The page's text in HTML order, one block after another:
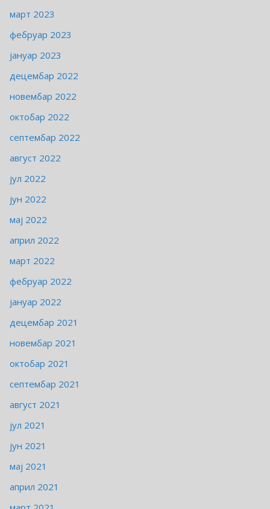
март 2023
фебруар 2023
јануар 2023
децембар 2022
новембар 2022
октобар 2022
септембар 2022
август 2022
јул 2022
јун 2022
мај 2022
април 2022
март 2022
фебруар 2022
јануар 2022
децембар 2021
новембар 2021
октобар 2021
септембар 2021
август 2021
јул 2021
јун 2021
мај 2021
април 2021